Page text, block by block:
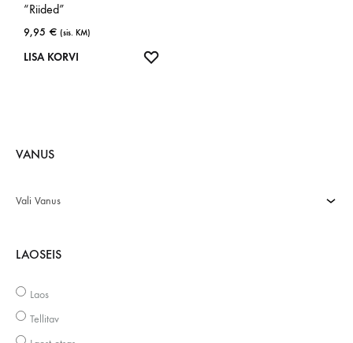
“Riided”
9,95 € (sis. KM)
LISA KORVI
VANUS
Vali Vanus
LAOSEIS
Laos
Tellitav